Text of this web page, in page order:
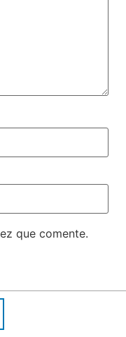
que comente.